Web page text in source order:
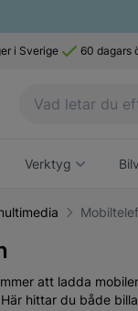
i Sverige 60 dagars
Verktyg
att ladda
hittar du både